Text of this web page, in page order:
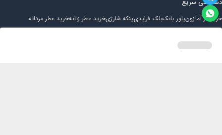
خرید از آمازونپاور بانکبلک فرایدیپنکه شارژیخرید عطر زنانهخرید عطر مردانه
مجله ایران باباحساب کاربری